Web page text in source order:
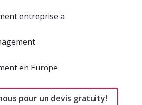
entreprise a
en Europe
pour un devis gratuity!